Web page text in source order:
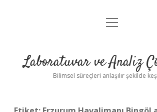
Anasayfa
Yasal Uyarı
menüyü
Laboratuvar ve Analiz
Bilimsel süreçleri anlaşılır şekilde